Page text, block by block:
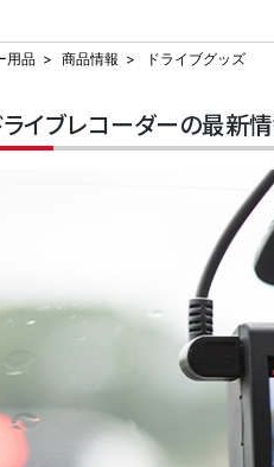
用品 商品情報 ドライブグッズ
イブレコーダーの最新